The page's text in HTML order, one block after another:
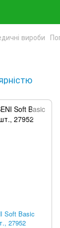
вироби
Soft Basic
27952